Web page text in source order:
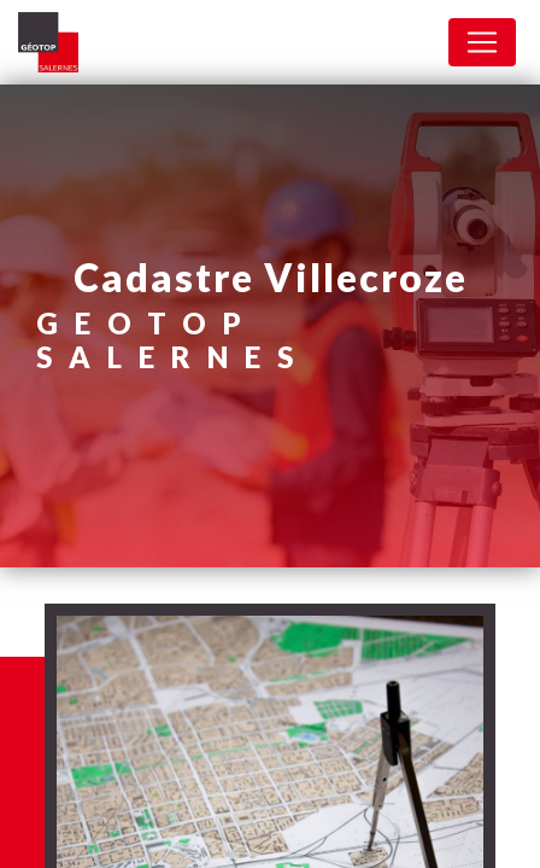
cadastre Villecroze
GEOTOP
SALERNES
Panneau de gestion des cookies